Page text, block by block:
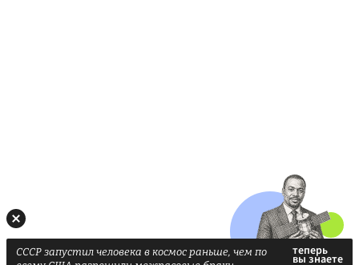
СССР запустил человека в космос раньше, чем по